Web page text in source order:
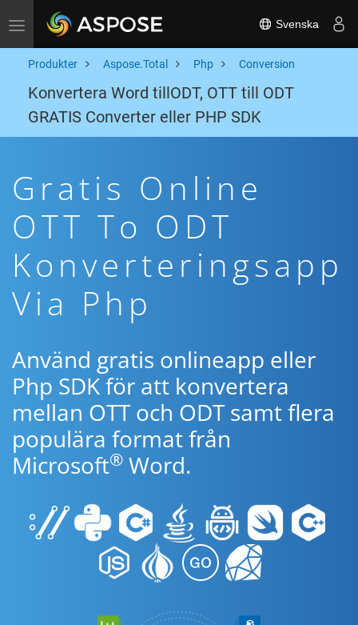
Toggle navigation Svenska
Produkter Aspose.Total Php Conversion
Konvertera Word tillODT, OTT till ODT
GRATIS Converter eller PHP SDK
Gratis Online
OTT To ODT
Konverteringsapp
Via Php
Använd gratis onlineapp eller
Php SDK för att konvertera
mellan OTT och ODT samt flera
populära format från
Microsoft® Word.